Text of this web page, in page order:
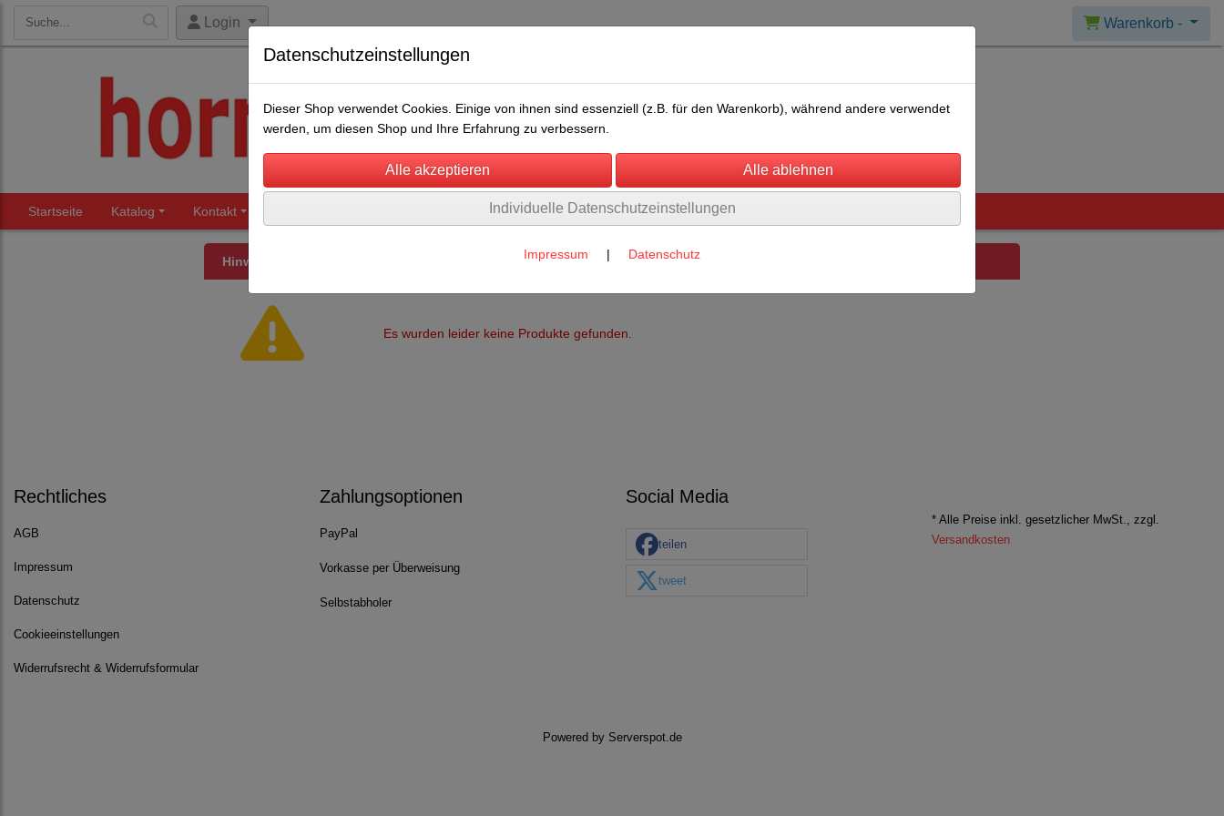
Login Warenkorb -
Startseite Katalog Kontakt Über uns Umwelt Rechtliches
Hinweis
Es wurden leider keine Produkte gefunden.
Rechtliches
AGB
Impressum
Datenschutz
Cookieeinstellungen
Widerrufsrecht & Widerrufsformular
Zahlungsoptionen
PayPal
Vorkasse per Überweisung
Selbstabholer
Social Media
teilen
tweet
* Alle Preise inkl. gesetzlicher MwSt., zzgl.
Versandkosten
Powered by Serverspot.de
Datenschutzeinstellungen
Dieser Shop verwendet Cookies. Einige von ihnen sind essenziell (z.B. für den Warenkorb), während andere verwendet
werden, um diesen Shop und Ihre Erfahrung zu verbessern.
Individuelle Datenschutzeinstellungen
Impressum | Datenschutz